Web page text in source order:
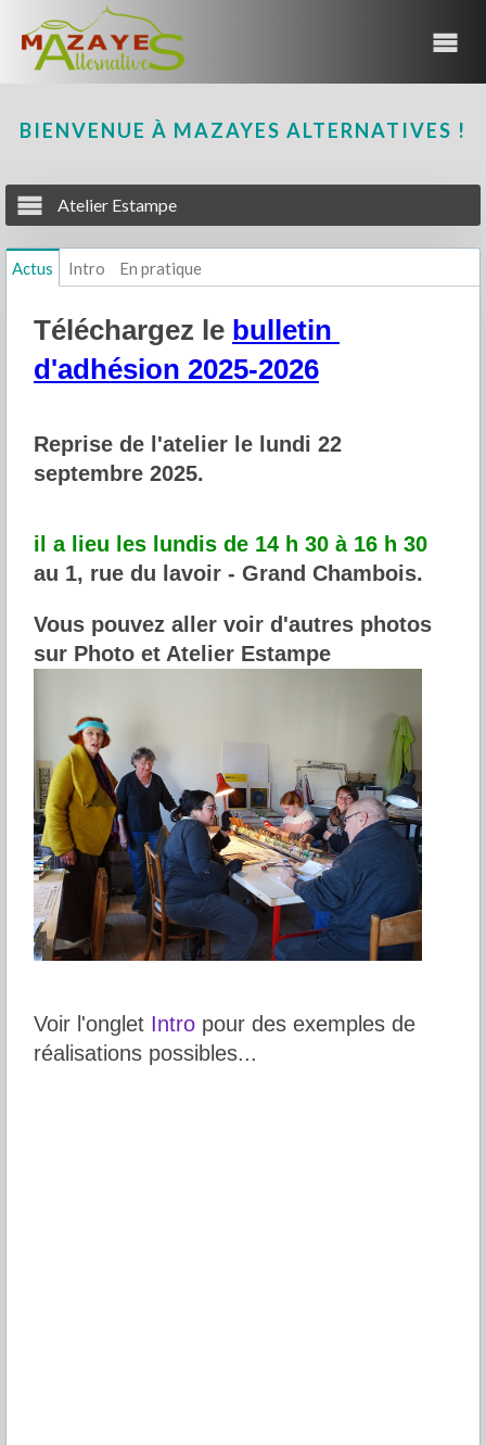
BIENVENUE À MAZAYES ALTERNATIVES !
Atelier Estampe
Actus Intro En pratique
Téléchargez le bulletin
d'adhésion 2025-2026
Reprise de l'atelier le lundi 22
septembre 2025.
au 1, rue du lavoir - Grand Chambois.
Vous pouvez aller voir d'autres photos
sur Photo et Atelier Estampe
Voir l'onglet Intro pour des exemples de
réalisations possibles...